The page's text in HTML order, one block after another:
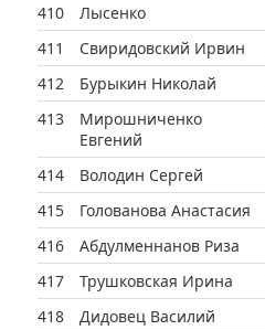
410
Лысенко
411
Свиридовский Ирвин
412
Бурыкин Николай
413
Мирошниченко
Евгений
414 Володин Сергей
415
Голованова Анастасия
416
Абдулменнанов Риза
417
Трушковская Ирина
418
Дидовец Василий